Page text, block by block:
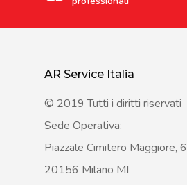
AR Service Italia
© 2019 Tutti i diritti riservati
Sede Operativa:
Piazzale Cimitero Maggiore, 6
20156 Milano MI